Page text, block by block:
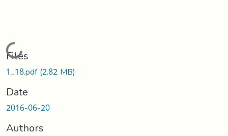
Loading...
Files
1_18.pdf(2.82 MB)
Date
2016-06-20
Authors